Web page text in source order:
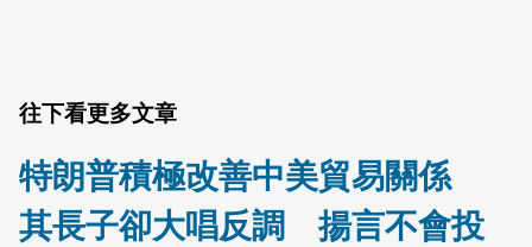
往下看更多文章
特朗普積極改善中美貿易關係
其長子卻大唱反調 揚言不會投